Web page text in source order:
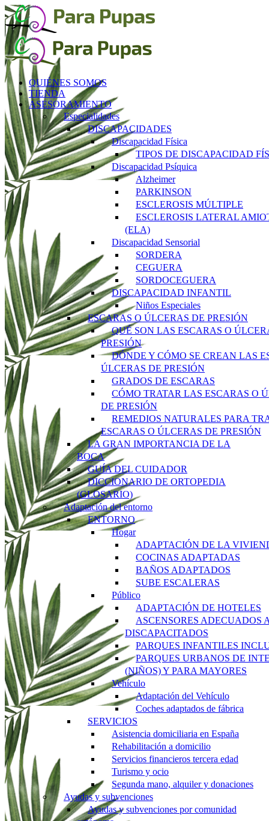
Saltar
al
contenido
QUIÉNES SOMOS
TIENDA
ASESORAMIENTO
Especialidades
DISCAPACIDADES
Discapacidad Física
TIPOS DE DISCAPACIDAD
Discapacidad Psíquica
Alzheimer
PARKINSON
ESCLEROSIS MÚLTIPLE
ESCLEROSIS LATERAL
(ELA)
Discapacidad Sensorial
SORDERA
CEGUERA
SORDOCEGUERA
DISCAPACIDAD INFANTIL
Niños Especiales
ESCARAS O ÚLCERAS DE PRESIÓN
QUÉ SON LAS ESCARAS O
PRESIÓN
DÓNDE Y CÓMO SE CREAN LAS
ÚLCERAS DE PRESIÓN
GRADOS DE ESCARAS
CÓMO TRATAR LAS ESCARAS O
DE PRESIÓN
REMEDIOS NATURALES PARA
ESCARAS O ÚLCERAS DE PRESIÓN
LA GRAN IMPORTANCIA DE LA
BOCA
GUÍA DEL CUIDADOR
DICCIONARIO DE ORTOPEDIA
(GLOSARIO)
Adaptación del entorno
ENTORNO
Hogar
ADAPTACIÓN DE LA
COCINAS ADAPTADAS
BAÑOS ADAPTADOS
SUBE ESCALERAS
Público
ADAPTACIÓN DE HOTELES
ASCENSORES ADECUADOS
DISCAPACITADOS
PARQUES INFANTILES
PARQUES URBANOS DE
(NIÑOS) Y PARA MAYORES
Vehículo
Adaptación del Vehículo
Coches adaptados de fábrica
SERVICIOS
Asistencia domiciliaria en España
Rehabilitación a domicilio
Servicios financieros tercera edad
Turismo y ocio
Segunda mano, alquiler y donaciones
Ayudas y subvenciones
Ayudas y subvenciones por comunidad